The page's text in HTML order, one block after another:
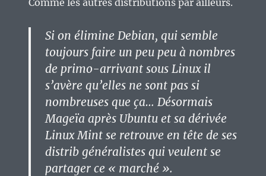
Si on élimine Debian, qui semble
toujours faire un peu peu à nombres
de primo-arrivant sous Linux il
s’avère qu’elles ne sont pas si
nombreuses que ça… Désormais
Mageïa après Ubuntu et sa dérivée
Linux Mint se retrouve en tête de ses
distrib généralistes qui veulent se
partager ce « marché ».